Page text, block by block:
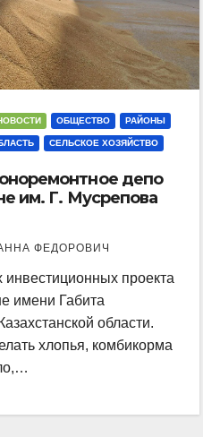
ОБЩЕСТВО РАЙОНЫ
СЕЛЬСКОЕ ХОЗЯЙСТВО
депо
им. Г. Мусрепова
ФЕДОРОВИЧ
проекта
имени Габита
области.
хлопья, комбикорма